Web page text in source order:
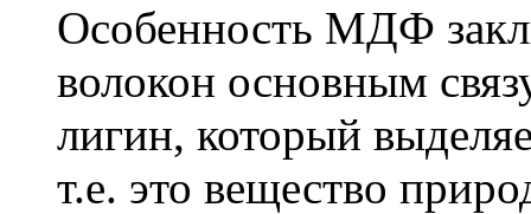
Особенность МДФ
волокон основным
лигин, который
т.е. это вещество